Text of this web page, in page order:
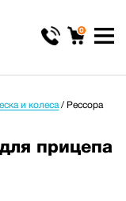
0
и колеса/ Рессора
прицепа